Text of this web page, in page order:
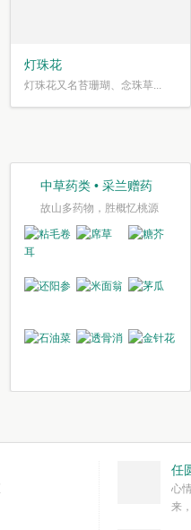
灯珠花
灯珠花又名苔珊瑚、念珠草...
中草药类 • 采兰赠药
故山多药物，胜概忆桃源
任
心
来